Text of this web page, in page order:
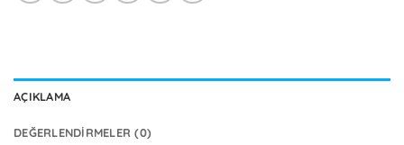
AÇIKLAMA
DEĞERLENDIRMELER (0)